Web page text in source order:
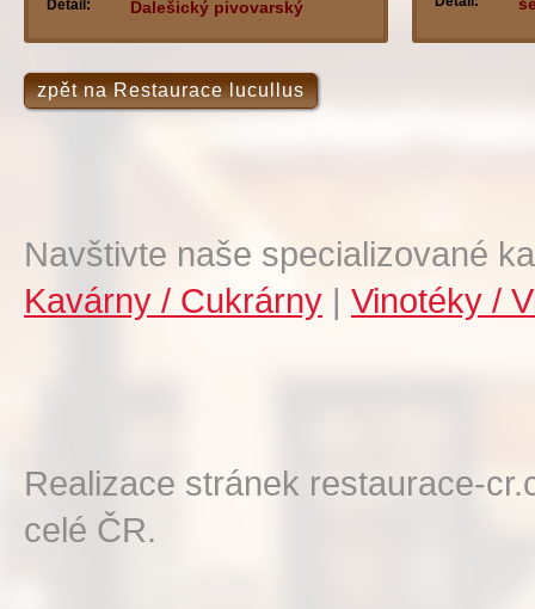
Detail:
Dalešický pivovarský
zpět na Restaurace lucullus
Navštivte naše specializované
Kavárny / Cukrárny | Vinotéky /
Realizace stránek restaurace-
celé ČR.